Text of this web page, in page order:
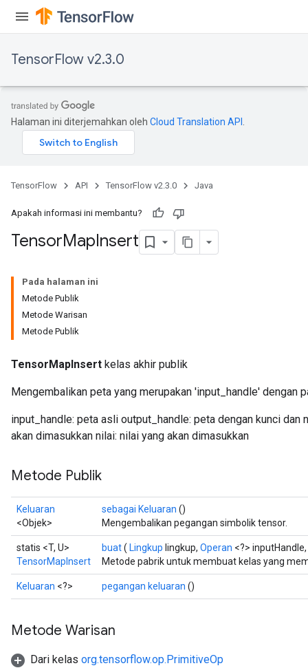
TensorFlow v2.3.0
Halaman ini diterjemahkan oleh Cloud Translation API
TensorFlow API TensorFlow v2.3.0 Java
Apakah informasi ini membantu?
TensorMapInsert
Pada halaman ini
Metode Publik
Metode Warisan
Metode Publik
TensorMapInsert kelas akhir publik
Mengembalikan peta yang merupakan 'input_handle' dengan
input_handle: peta asli output_handle: peta dengan kunci dan
akan dimasukkan nilai: nilai yang akan dimasukkan
Metode Publik
Keluaran
<Objek>
sebagai Keluaran ()
Mengembalikan pegangan simbolik tensor.
statis <T, U>
TensorMapInsert
buat( Lingkup lingkup, Operan <?>
Metode pabrik untuk membuat kelas yang
Keluaran <?> pegangan keluaran ()
Metode Warisan
Dari kelas org.tensorflow.op.PrimitiveOp